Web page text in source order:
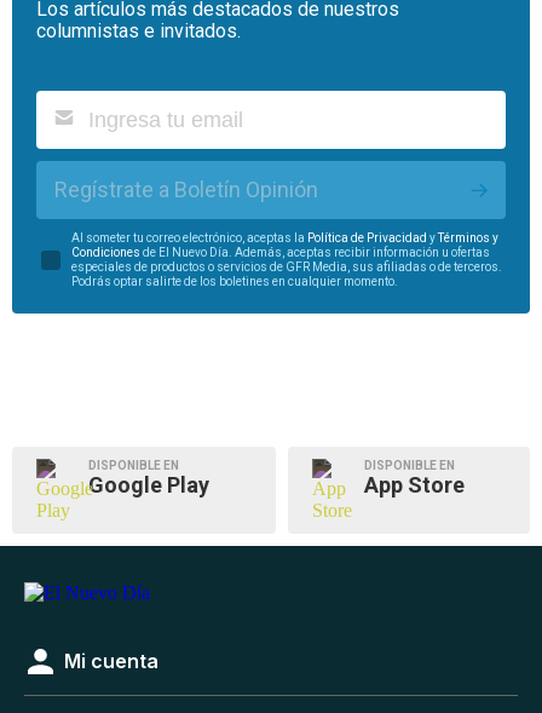
Los artículos más destacados de nuestros
columnistas e invitados.
Regístrate a Boletín Opinión
Al someter tu correo electrónico, aceptas la Política de Privacidad yTérminos y
Condiciones de El Nuevo Día. Además, aceptas recibir información u ofertas
especiales de productos o servicios de GFR Media, sus afiliadas o de terceros.
Podrás optar salirte de los boletines en cualquier momento.
DISPONIBLE EN
Google Play
DISPONIBLE EN
App Store
Mi cuenta